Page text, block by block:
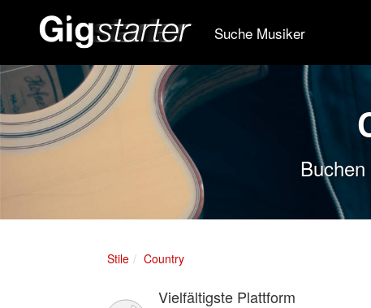
Suche Musiker
Stile Country
Vielfältigste Plattform